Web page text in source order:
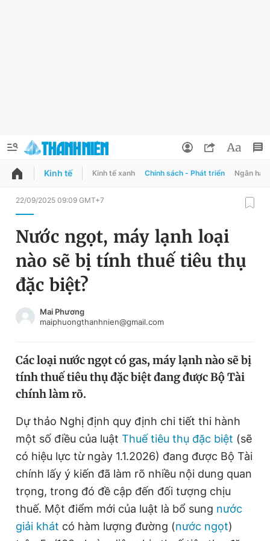
QUẢNG CÁO
Chuyên mục
Chuyên mục khác
Chào ngày mới
Video Magazine
Sản phẩm khác
Tiện ích Bạn cần biết
Thông tin tòa soạn Liên hệ quảng cáo
Đổi mật khẩu
Tin đã lưu
Tin đã xem
Đăng xuất
Kinh tế Kinh tế xanh Chính sách - Phát triển Ngân
22/09/2025 09:09 GMT+7
Nước ngọt, máy lạnh loại
nào sẽ bị tính thuế tiêu thụ
đặc biệt?
Mai Phương
maiphuongthanhnien@gmail.com
Các loại nước ngọt có gas, máy lạnh nào sẽ bị
tính thuế tiêu thụ đặc biệt đang được Bộ Tài
chính làm rõ.
Dự thảo Nghị định quy định chi tiết thi hành
một số điều của luật Thuế tiêu thụ đặc biệt (sẽ
có hiệu lực từ ngày 1.1.2026) đang được Bộ Tài
chính lấy ý kiến đã làm rõ nhiều nội dung quan
trọng, trong đó đề cập đến đối tượng chịu
thuế. Một điểm mới của luật là bổ sung nước
giải khát có hàm lượng đường (nước ngọt)